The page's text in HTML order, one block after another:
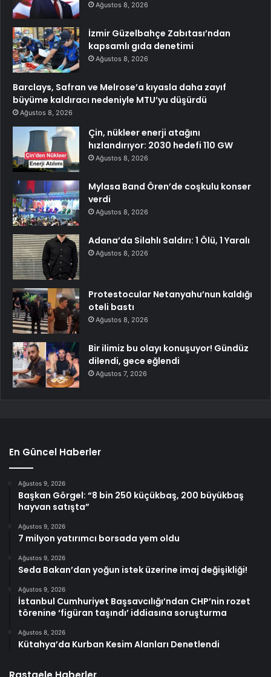
Ağustos 8, 2026
İzmir Güzelbahçe Zabıtası’ndan
kapsamlı gıda denetimi
Ağustos 8, 2026
Barclays, Safran ve Melrose’a kıyasla daha zayıf
büyüme kaldıracı nedeniyle MTU’yu düşürdü
Ağustos 8, 2026
Çin, nükleer enerji atağını
hızlandırıyor: 2030 hedefi 110 GW
Ağustos 8, 2026
Mylasa Band Ören’de coşkulu konser
verdi
Ağustos 8, 2026
Adana’da Silahlı Saldırı: 1 Ölü, 1 Yaralı
Ağustos 8, 2026
Protestocular Netanyahu’nun kaldığı
oteli bastı
Ağustos 8, 2026
Bir ilimiz bu olayı konuşuyor! Gündüz
dilendi, gece eğlendi
Ağustos 7, 2026
En Güncel Haberler
Ağustos 9, 2026
Başkan Görgel: “8 bin 250 küçükbaş, 200 büyükbaş
hayvan satışta”
Ağustos 9, 2026
7 milyon yatırımcı borsada yem oldu
Ağustos 9, 2026
Seda Bakan’dan yoğun istek üzerine imaj değişikliği!
Ağustos 9, 2026
İstanbul Cumhuriyet Başsavcılığı’ndan CHP’nin rozet
törenine ‘figüran taşındı’ iddiasına soruşturma
Ağustos 8, 2026
Kütahya’da Kurban Kesim Alanları Denetlendi